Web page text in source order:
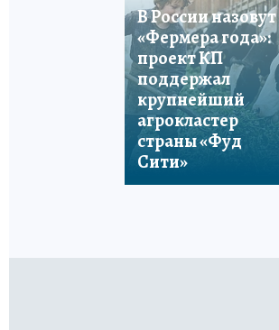
В России назовут
«Фермера года»:
проект КП
поддержал
крупнейший
агрокластер
страны «Фуд
Сити»